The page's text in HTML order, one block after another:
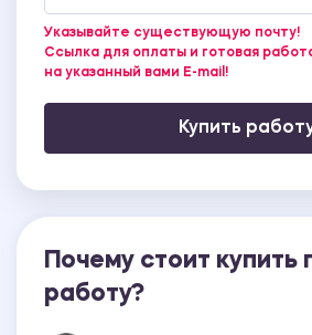
Указывайте существующую почту!
Ссылка для оплаты и готовая
на указанный вами E-mail!
Купить
Почему стоит купить
работу?